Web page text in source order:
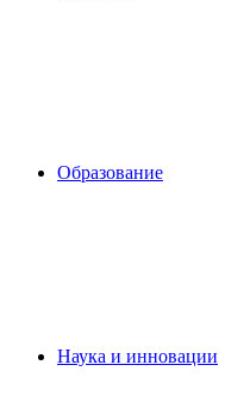
Образование
Наука и инновации